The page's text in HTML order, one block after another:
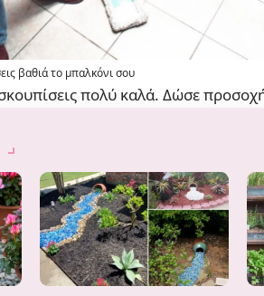
βαθιά το μπαλκόνι σου
πολύ καλά. Δώσε